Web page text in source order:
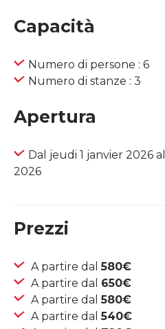
Capacità
Numero di persone : 6
Numero di stanze : 3
Apertura
Dal jeudi 1 janvier 2026
2026
Prezzi
A partire dal580€
A partire dal 650€
A partire dal580€
A partire dal540€